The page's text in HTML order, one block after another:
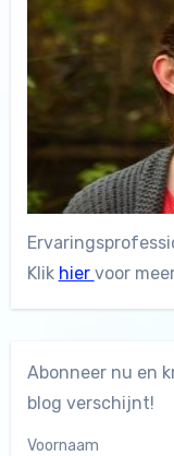
Klik hier voor
Abonneer nu en
blog verschijnt!
Voornaam